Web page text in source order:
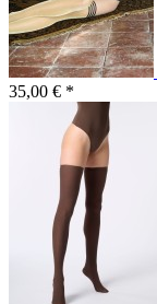
35,00 € *